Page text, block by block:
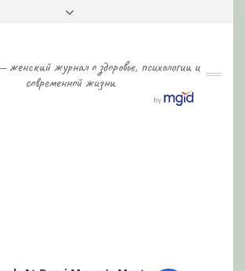
женский журнал о здоровье, психологии и
современной жизни